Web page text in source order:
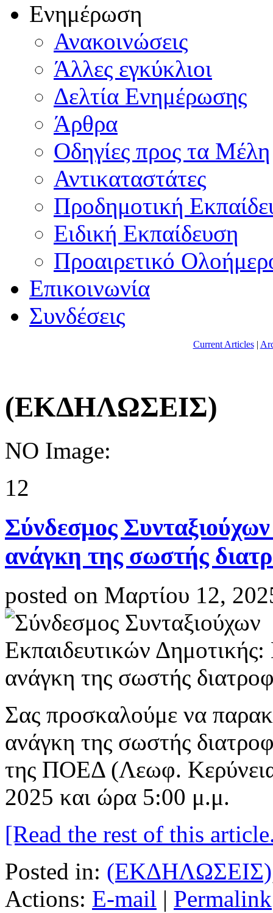
Ενημέρωση
Ανακοινώσεις
Άλλες εγκύκλιοι
Δελτία Ενημέρωσης
Άρθρα
Οδηγίες προς τα Μέλη
Αντικαταστάτες
Προδημοτική
Ειδική Εκπαίδευση
Προαιρετικό
Επικοινωνία
Συνδέσεις
Current Articles|
(ΕΚΔΗΛΩΣΕΙΣ)
NO Image:
12
Σύνδεσμος
ανάγκη της σωστής
posted on Μαρτίου 12,
Σας προσκαλούμε να
ανάγκη της σωστής
της ΠΟΕΔ (Λεωφ.
2025 και ώρα 5:00 μ.μ.
[Read the rest of this
Posted in: (ΕΚΔΗΛΩΣΕΙΣ)
Actions: E-mail | Permalink